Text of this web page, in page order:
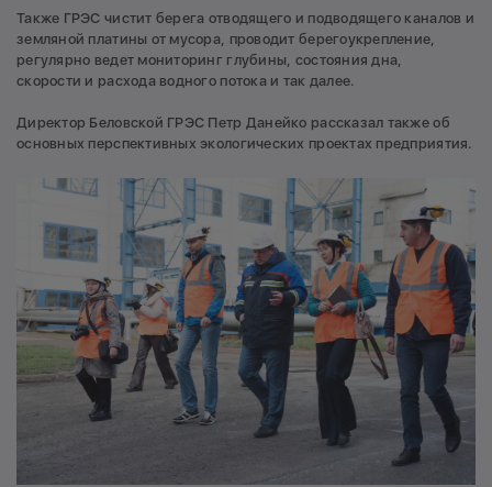
Также ГРЭС чистит берега отводящего и подводящего каналов и
земляной платины от мусора, проводит берегоукрепление,
регулярно ведет мониторинг глубины, состояния дна,
скорости и расхода водного потока и так далее.
Директор Беловской ГРЭС Петр Данейко рассказал также об
основных перспективных экологических проектах предприятия.